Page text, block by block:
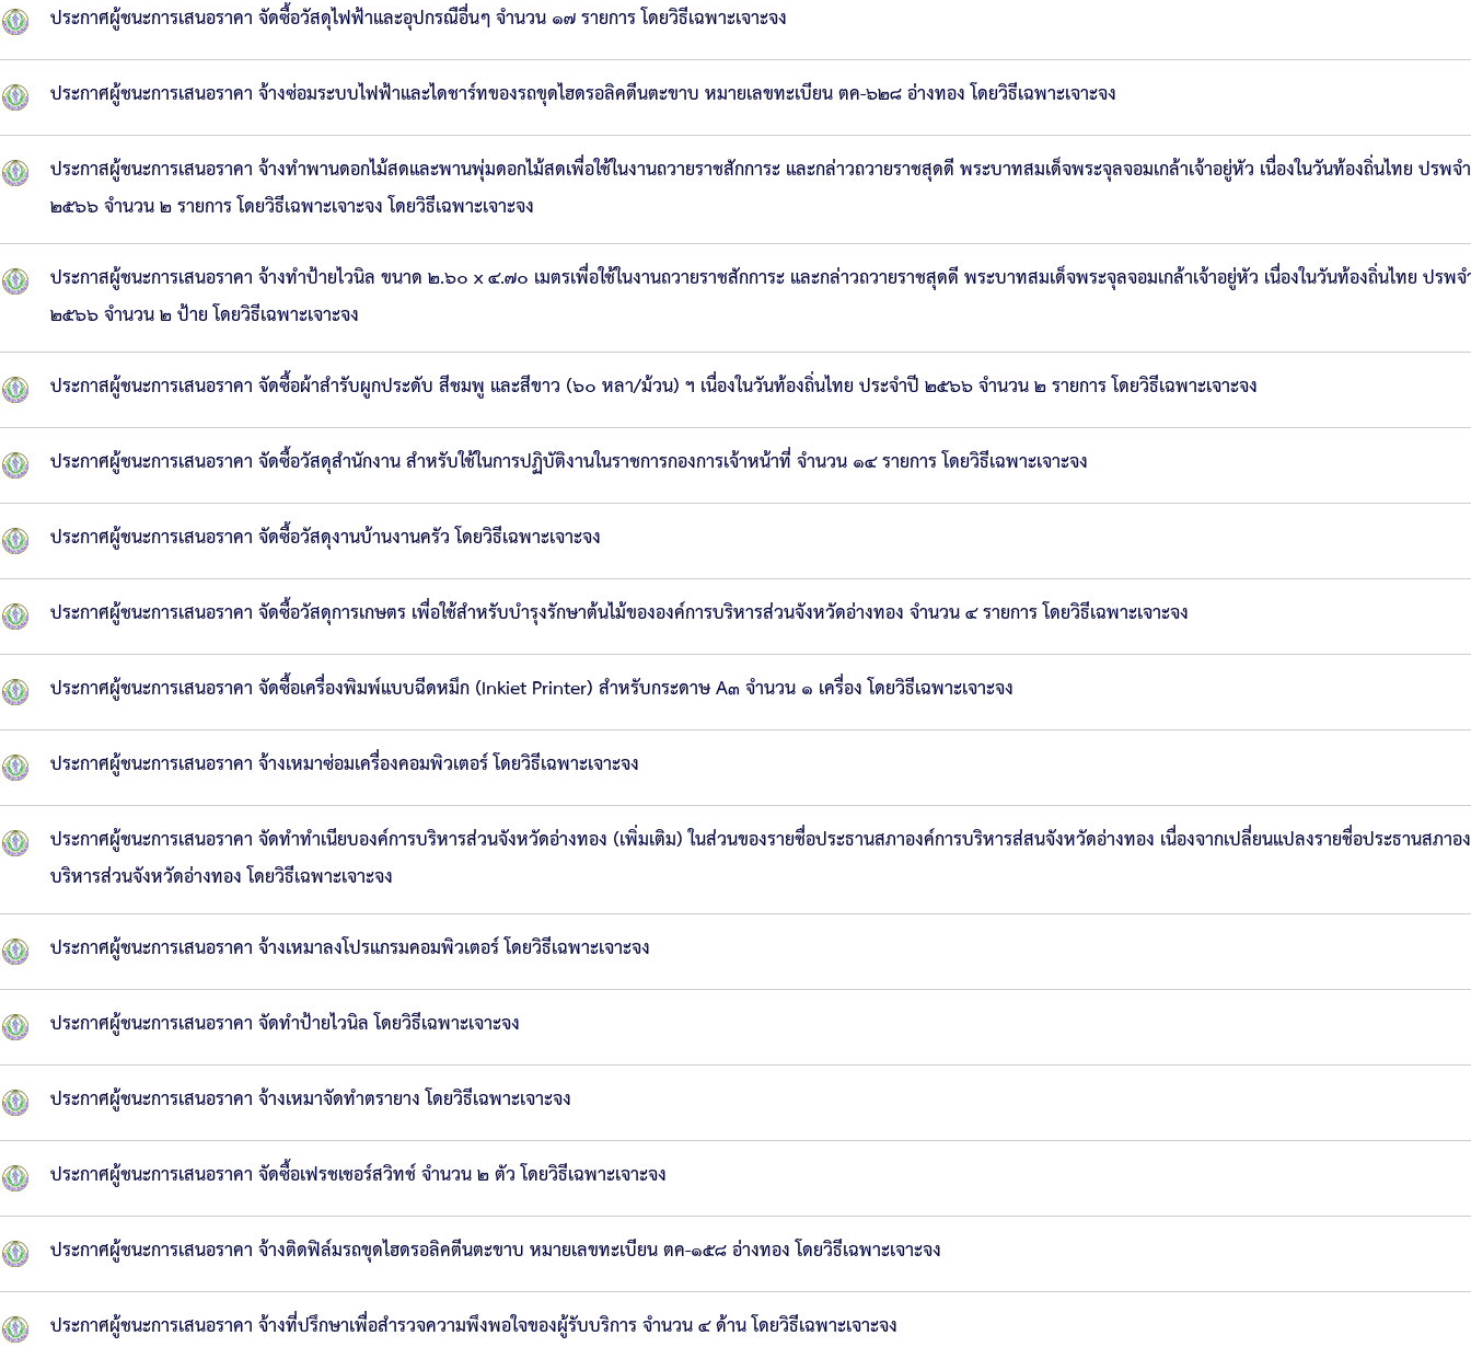
ประกาศผู้ชนะการเสนอราคา จัดซื้อวัสดุไฟฟ้าและอุปกรณือื่นๆ จำนวน ๑๗ รายการ โดยวิธีเฉพาะเจาะจง
ประกาศผู้ชนะการเสนอราคา จ้างซ่อมระบบไฟฟ้าและไดชาร์ทของรถขุดไฮดรอลิคตีนตะขาบ หมายเลขทะเบียน ตค-๖๒๘ อ่างทอง โดยวิธีเฉพาะเจาะจง
ประกาสผู้ชนะการเสนอราคา จ้างทำพานดอกไม้สดและพานพุ่มดอกไม้สดเพื่อใช้ในงานถวายราชสักการะ และกล่าวถวายราชสุดดี พระบาทสมเด็จพระจุลจอมเกล้าเจ้าอยู่หัว เนื่องในวันท้องถิ่นไทย ปรพจ
๒๕๖๖ จำนวน ๒ รายการ โดยวิธีเฉพาะเจาะจง โดยวิธีเฉพาะเจาะจง
ประกาสผู้ชนะการเสนอราคา จ้างทำป้ายไวนิล ขนาด ๒.๖๐ x ๔.๗๐ เมตรเพื่อใช้ในงานถวายราชสักการะ และกล่าวถวายราชสุดดี พระบาทสมเด็จพระจุลจอมเกล้าเจ้าอยู่หัว เนื่องในวันท้องถิ่นไทย ปรพ
๒๕๖๖ จำนวน ๒ ป้าย โดยวิธีเฉพาะเจาะจง
ประกาสผู้ชนะการเสนอราคา จัดซื้อผ้าสำรับผูกประดับ สีชมพู และสีขาว (๖๐ หลา/ม้วน) ฯ เนื่องในวันท้องถิ่นไทย ประจำปี ๒๕๖๖ จำนวน ๒ รายการ โดยวิธีเฉพาะเจาะจง
ประกาศผู้ชนะการเสนอราคา จัดซื้อวัสดุสำนักงาน สำหรับใช้ในการปฏิบัติงานในราชการกองการเจ้าหน้าที่ จำนวน ๑๔ รายการ โดยวิธีเฉพาะเจาะจง
ประกาศผู้ชนะการเสนอราคา จัดซื้อวัสดุงานบ้านงานครัว โดยวิธีเฉพาะเจาะจง
ประกาศผู้ชนะการเสนอราคา จัดซื้อวัสดุการเกษตร เพื่อใช้สำหรับบำรุงรักษาต้นไม้ขององค์การบริหารส่วนจังหวัดอ่างทอง จำนวน ๔ รายการ โดยวิธีเฉพาะเจาะจง
ประกาศผู้ชนะการเสนอราคา จัดซื้อเครื่องพิมพ์แบบฉีดหมึก (Inkiet Printer) สำหรับกระดาษ A๓ จำนวน ๑ เครื่อง โดยวิธีเฉพาะเจาะจง
ประกาศผู้ชนะการเสนอราคา จ้างเหมาซ่อมเครื่องคอมพิวเตอร์ โดยวิธีเฉพาะเจาะจง
ประกาศผู้ชนะการเสนอราคา จัดทำทำเนียบองค์การบริหารส่วนจังหวัดอ่างทอง (เพิ่มเติม) ในส่วนของรายชื่อประธานสภาองค์การบริหารส่สนจังหวัดอ่างทอง เนื่องจากเปลี่ยนแปลงรายชื่อประธานสภาอ
บริหารส่วนจังหวัดอ่างทอง โดยวิธีเฉพาะเจาะจง
ประกาศผู้ชนะการเสนอราคา จ้างเหมาลงโปรแกรมคอมพิวเตอร์ โดยวิธีเฉพาะเจาะจง
ประกาศผู้ชนะการเสนอราคา จัดทำป้ายไวนิล โดยวิธีเฉพาะเจาะจง
ประกาศผู้ชนะการเสนอราคา จ้างเหมาจัดทำตรายาง โดยวิธีเฉพาะเจาะจง
ประกาศผู้ชนะการเสนอราคา จัดซื้อเฟรชเชอร์สวิทช์ จำนวน ๒ ตัว โดยวิธีเฉพาะเจาะจง
ประกาศผู้ชนะการเสนอราคา จ้างติดฟิล์มรถขุดไฮดรอลิคตีนตะขาบ หมายเลขทะเบียน ตค-๑๕๘ อ่างทอง โดยวิธีเฉพาะเจาะจง
ประกาศผู้ชนะการเสนอราคา จ้างที่ปรึกษาเพื่อสำรวจความพึงพอใจของผู้รับบริการ จำนวน ๔ ด้าน โดยวิธีเฉพาะเจาะจง